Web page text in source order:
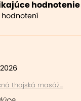
hodnotenie
hodnotení
thajská masáž...